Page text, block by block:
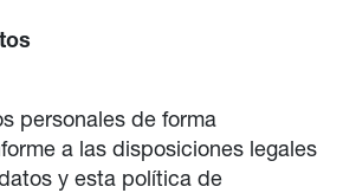
personales de forma
a las disposiciones legales
y esta política de